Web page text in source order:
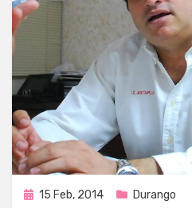
Publicada
15 Feb, 2014 Durango